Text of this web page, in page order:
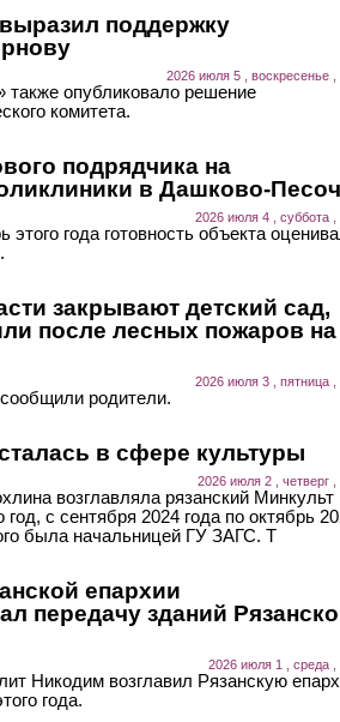
поддержку
2026 июля 5 , воскресенье ,
также опубликовало решение
комитета.
подрядчика на
в Дашково-
2026 июля 4 , суббота ,
этого года готовность объекта
закрывают детский сад,
после лесных пожаров на
2026 июля 3 , пятница ,
родители.
в сфере культуры
2026 июля 2 , четверг ,
возглавляла рязанский Минкульт
год, с сентября 2024 года по октябрь
была начальницей ГУ ЗАГС. Т
епархии
передачу зданий
2026 июля 1 , среда ,
Никодим возглавил Рязанскую
года.